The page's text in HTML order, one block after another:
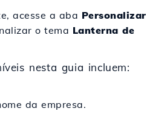
acesse a aba Personalizar
o tema Lanterna de
nesta guia incluem:
da empresa.